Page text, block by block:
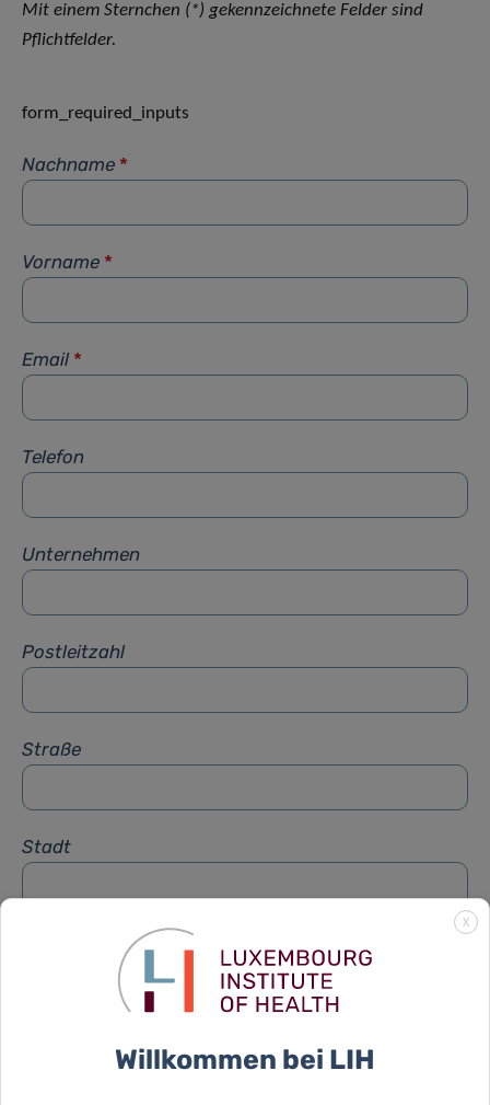
Mit einem Sternchen (*) gekennzeichnete Felder sind
Pflichtfelder.
form_required_inputs
Nachname *
Vorname *
Email *
Telefon
Unternehmen
Postleitzahl
Straße
Stadt
X
Willkommen bei LIH